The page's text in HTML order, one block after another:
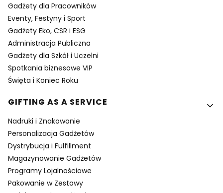
Gadżety dla Pracowników
Eventy, Festyny i Sport
Gadżety Eko, CSR i ESG
Administracja Publiczna
Gadżety dla Szkół i Uczelni
Spotkania biznesowe VIP
Święta i Koniec Roku
GIFTING AS A SERVICE
Nadruki i Znakowanie
Personalizacja Gadżetów
Dystrybucja i Fulfillment
Magazynowanie Gadżetów
Programy Lojalnościowe
Pakowanie w Zestawy